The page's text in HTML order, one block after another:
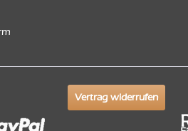
Vertrag widerrufen